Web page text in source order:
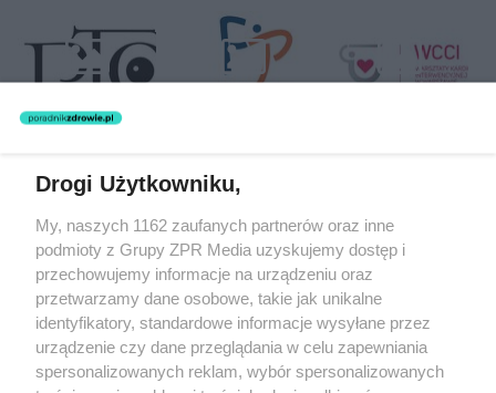
Żaden utwór zamieszczony w serwisie nie może być powielany i
rozpowszechniany lub dalej rozpowszechniany w jakikolwiek sposób
(w tym także elektroniczny lub mechaniczny) na jakimkolwiek polu
eksploatacji w jakiejkolwiek formie, włącznie z umieszczaniem w
Internecie bez pisemnej zgody właściciela praw. Jakiekolwiek użycie
lub wykorzystanie utworów w całości lub w części z naruszeniem
prawa, tzn. bez właściwej zgody, jest zabronione pod groźbą kary i
może być ścigane prawnie.
Drogi Użytkowniku,
My, naszych 1162 zaufanych partnerów oraz inne
podmioty z Grupy ZPR Media uzyskujemy dostęp i
przechowujemy informacje na urządzeniu oraz
przetwarzamy dane osobowe, takie jak unikalne
identyfikatory, standardowe informacje wysyłane przez
urządzenie czy dane przeglądania w celu zapewniania
spersonalizowanych reklam, wybór spersonalizowanych